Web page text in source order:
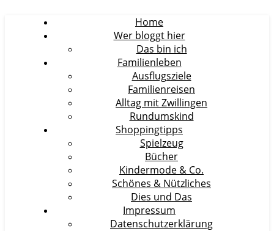
Home
Wer bloggt hier
Das bin ich
Familienleben
Ausflugsziele
Familienreisen
Alltag mit Zwillingen
Rundumskind
Shoppingtipps
Spielzeug
Bücher
Kindermode & Co.
Schönes & Nützliches
Dies und Das
Impressum
Datenschutzerklärung